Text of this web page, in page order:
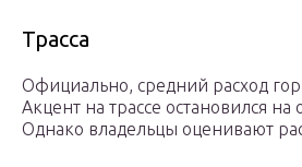
Трасса
Официально, средний расход
Акцент на трассе остановился
Однако владельцы оценивают